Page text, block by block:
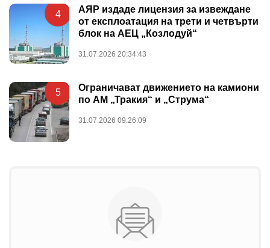
4
АЯР издаде лицензия за извеждане
от експлоатация на трети и четвърти
блок на АЕЦ „Козлодуй“
31.07.2026 20:34:43
5
Ограничават движението на камиони
по АМ „Тракия“ и „Струма“
31.07.2026 09:26:09